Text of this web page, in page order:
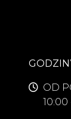
OD
10:00